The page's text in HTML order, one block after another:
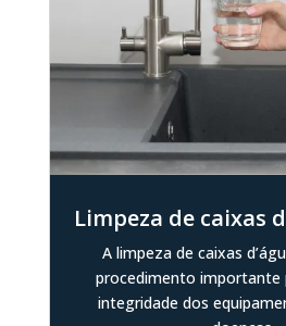
Limpeza de caixas
A limpeza de caixas
procedimento importante
integridade dos